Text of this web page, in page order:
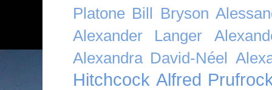
Platone Bill Bryson
Alexander Langer
Alexandra David-Néel
Hitchcock Alfred